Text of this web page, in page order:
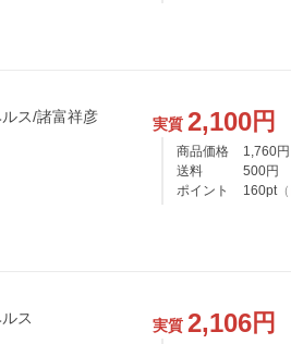
ス/諸富祥彦 実質 2,100円
商品価格 1,760円
送料
500円
ポイント
160pt（
ス 実質 2,106円